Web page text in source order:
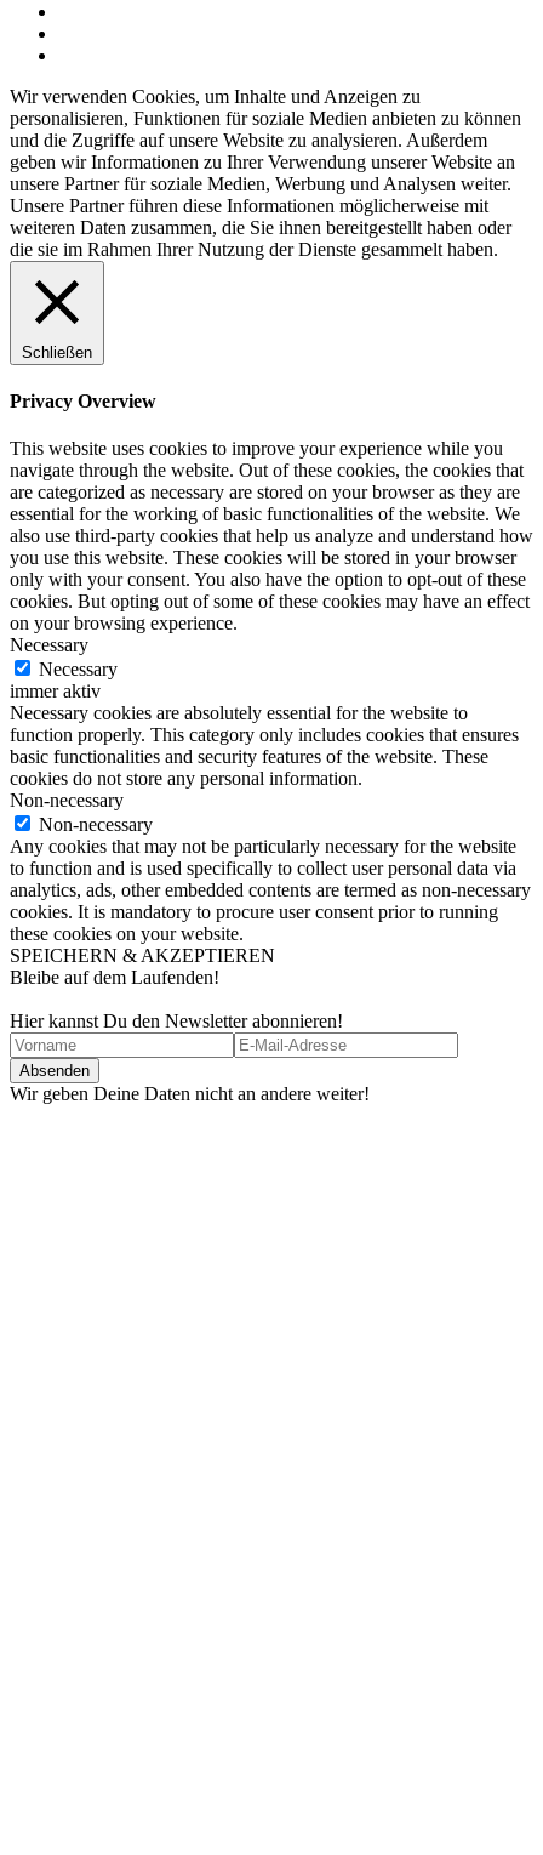
Wir verwenden Cookies, um Inhalte und Anzeigen zu
personalisieren, Funktionen für soziale Medien anbieten zu können
und die Zugriffe auf unsere Website zu analysieren. Außerdem
geben wir Informationen zu Ihrer Verwendung unserer Website an
unsere Partner für soziale Medien, Werbung und Analysen weiter.
Unsere Partner führen diese Informationen möglicherweise mit
weiteren Daten zusammen, die Sie ihnen bereitgestellt haben oder
die sie im Rahmen Ihrer Nutzung der Dienste gesammelt haben.
Schließen
Privacy Overview
This website uses cookies to improve your experience while you
navigate through the website. Out of these cookies, the cookies that
are categorized as necessary are stored on your browser as they are
essential for the working of basic functionalities of the website. We
also use third-party cookies that help us analyze and understand how
you use this website. These cookies will be stored in your browser
only with your consent. You also have the option to opt-out of these
cookies. But opting out of some of these cookies may have an effect
on your browsing experience.
Necessary
Necessary
immer aktiv
Necessary cookies are absolutely essential for the website to
function properly. This category only includes cookies that ensures
basic functionalities and security features of the website. These
cookies do not store any personal information.
Non-necessary
Non-necessary
Any cookies that may not be particularly necessary for the website
to function and is used specifically to collect user personal data via
analytics, ads, other embedded contents are termed as non-necessary
cookies. It is mandatory to procure user consent prior to running
these cookies on your website.
SPEICHERN & AKZEPTIEREN
Bleibe auf dem Laufenden!
Hier kannst Du den Newsletter abonnieren!
Wir geben Deine Daten nicht an andere weiter!